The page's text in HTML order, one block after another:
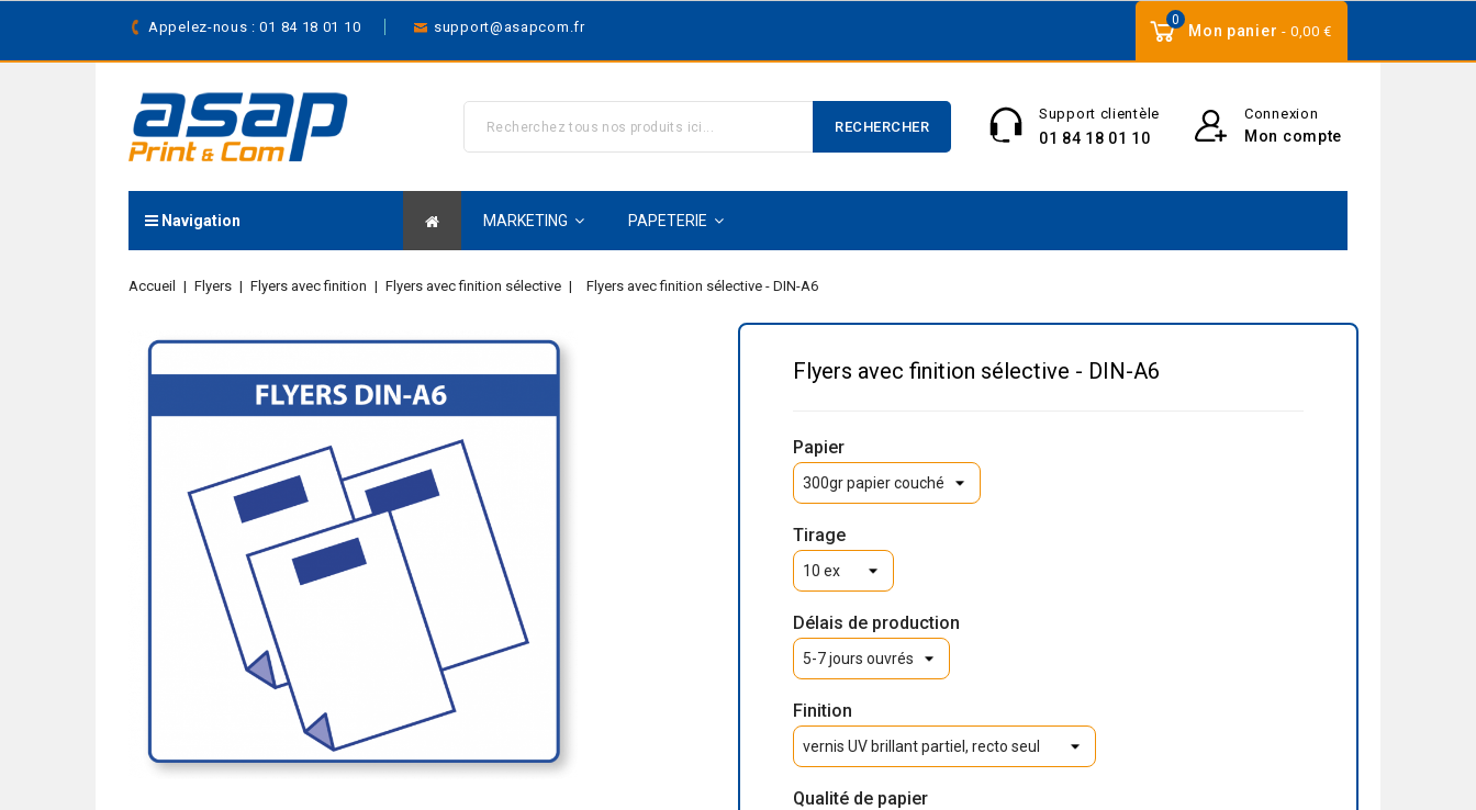
Appelez-nous : 01 84 18 01 10 support@asapcom.fr Mon panier - 0,00 €
0
Connexion
Mon compte
Support clientèle
01 84 18 01 10
RECHERCHER
Navigation MARKETING PAPETERIE
Accueil Flyers Flyers avec finition Flyers avec finition sélective Flyers avec finition sélective - DIN-A6
Flyers avec finition sélective - DIN-A6
Papier
Tirage
Délais de production
Finition
Qualité de papier